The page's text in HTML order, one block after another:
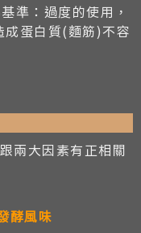
準：過度的使用，
成蛋白質(麵筋)不容
兩大因素有正相關
酵風味